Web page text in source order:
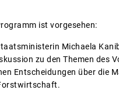
ist vorgesehen:
Michaela
zu den Themen des
Entscheidungen über die